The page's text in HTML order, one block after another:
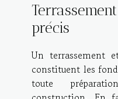
précis
Un terrassement
constituent les
toute